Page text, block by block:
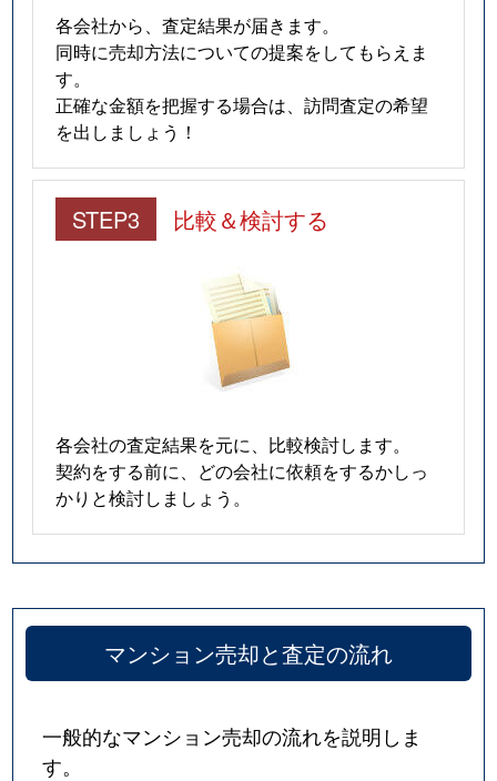
各会社から、査定結果が届きます。
同時に売却方法についての提案をしてもらえま
す。
正確な金額を把握する場合は、訪問査定の希望
を出しましょう！
STEP3 比較＆検討する
各会社の査定結果を元に、比較検討します。
契約をする前に、どの会社に依頼をするかしっ
かりと検討しましょう。
マンション売却と査定の流れ
一般的なマンション売却の流れを説明しま
す。